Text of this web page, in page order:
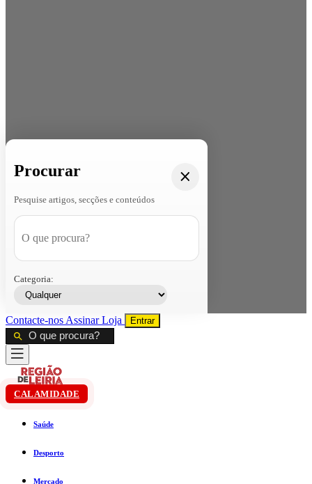
Procurar
Pesquise artigos, secções e conteúdos
Categoria:
Contacte-nos AssinarLoja Entrar
CALAMIDADE
Saúde
Desporto
Mercado